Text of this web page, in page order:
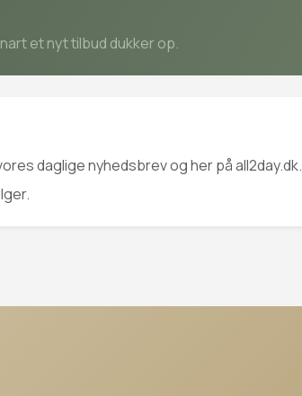
et nyt tilbud dukker op.
daglige nyhedsbrev og her på all2day.dk.